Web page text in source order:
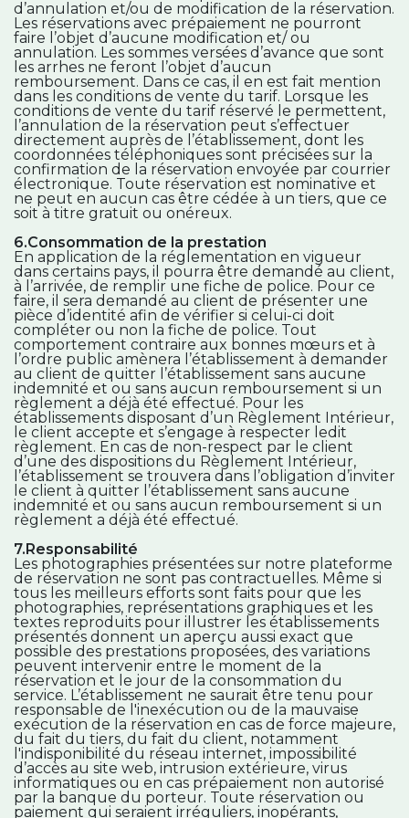
d’annulation et/ou de modification de la réservation.
Les réservations avec prépaiement ne pourront
faire l’objet d’aucune modification et/ ou
annulation. Les sommes versées d’avance que sont
les arrhes ne feront l’objet d’aucun
remboursement. Dans ce cas, il en est fait mention
dans les conditions de vente du tarif. Lorsque les
conditions de vente du tarif réservé le permettent,
l’annulation de la réservation peut s’effectuer
directement auprès de l’établissement, dont les
coordonnées téléphoniques sont précisées sur la
confirmation de la réservation envoyée par courrier
électronique. Toute réservation est nominative et
ne peut en aucun cas être cédée à un tiers, que ce
soit à titre gratuit ou onéreux.
6.Consommation de la prestation
En application de la réglementation en vigueur
dans certains pays, il pourra être demandé au client,
à l’arrivée, de remplir une fiche de police. Pour ce
faire, il sera demandé au client de présenter une
pièce d’identité afin de vérifier si celui-ci doit
compléter ou non la fiche de police. Tout
comportement contraire aux bonnes mœurs et à
l’ordre public amènera l’établissement à demander
au client de quitter l’établissement sans aucune
indemnité et ou sans aucun remboursement si un
règlement a déjà été effectué. Pour les
établissements disposant d’un Règlement Intérieur,
le client accepte et s’engage à respecter ledit
règlement. En cas de non-respect par le client
d’une des dispositions du Règlement Intérieur,
l’établissement se trouvera dans l’obligation d’inviter
le client à quitter l’établissement sans aucune
indemnité et ou sans aucun remboursement si un
règlement a déjà été effectué.
7.Responsabilité
Les photographies présentées sur notre plateforme
de réservation ne sont pas contractuelles. Même si
tous les meilleurs efforts sont faits pour que les
photographies, représentations graphiques et les
textes reproduits pour illustrer les établissements
présentés donnent un aperçu aussi exact que
possible des prestations proposées, des variations
peuvent intervenir entre le moment de la
réservation et le jour de la consommation du
service. L’établissement ne saurait être tenu pour
responsable de l'inexécution ou de la mauvaise
exécution de la réservation en cas de force majeure,
du fait du tiers, du fait du client, notamment
l'indisponibilité du réseau internet, impossibilité
d’accès au site web, intrusion extérieure, virus
informatiques ou en cas prépaiement non autorisé
par la banque du porteur. Toute réservation ou
paiement qui seraient irréguliers, inopérants,